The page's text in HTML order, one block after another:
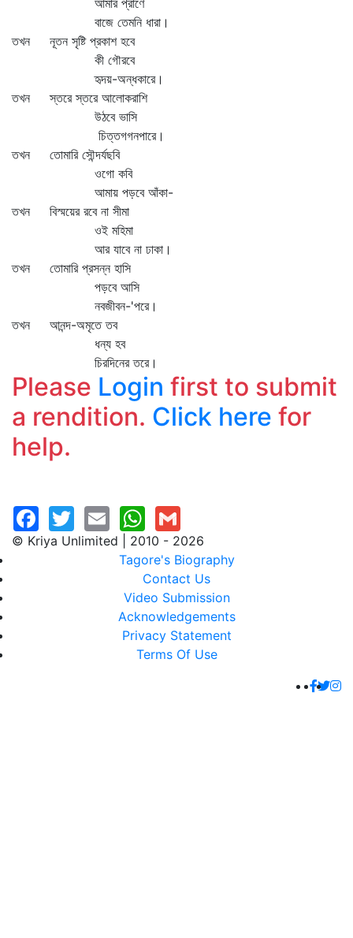
আমার প্রাণে
বাজে তেমনি ধারা।
তখন নূতন সৃষ্টি প্রকাশ হবে
কী গৌরবে
হৃদয়-অন্ধকারে।
তখন স্তরে স্তরে আলোকরাশি
উঠবে ভাসি
চিত্তগগনপারে।
তখন তোমারি সৌন্দর্যছবি
ওগো কবি
আমায় পড়বে আঁকা-
তখন বিস্ময়ের রবে না সীমা
ওই মহিমা
আর যাবে না ঢাকা।
তখন তোমারি প্রসন্ন হাসি
পড়বে আসি
নবজীবন-'পরে।
তখন আনন্দ-অমৃতে তব
ধন্য হব
চিরদিনের তরে।
Please Login first to submit
a rendition. Click here for
help.
© Kriya Unlimited | 2010 - 2026
Tagore's Biography
Contact Us
Video Submission
Acknowledgements
Privacy Statement
Terms Of Use